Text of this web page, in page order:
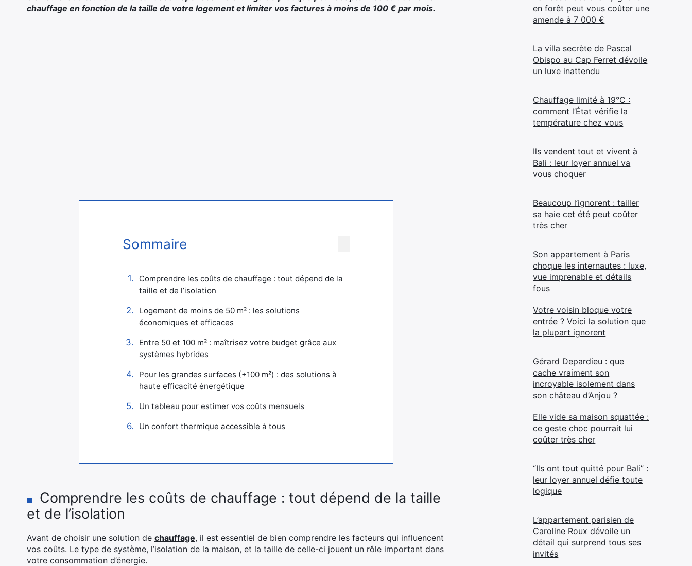
chauffage en fonction de la taille de votre logement et limiter vos factures à moins de 100 € par mois.
Sommaire
Comprendre les coûts de chauffage : tout dépend de la
taille et de l’isolation
Logement de moins de 50 m² : les solutions
économiques et efficaces
Entre 50 et 100 m² : maîtrisez votre budget grâce aux
systèmes hybrides
Pour les grandes surfaces (+100 m²) : des solutions à
haute efficacité énergétique
Un tableau pour estimer vos coûts mensuels
Un confort thermique accessible à tous
Comprendre les coûts de chauffage : tout dépend de la taille
et de l’isolation
Avant de choisir une solution de chauffage, il est essentiel de bien comprendre les facteurs qui influencent
vos coûts. Le type de système, l’isolation de la maison, et la taille de celle-ci jouent un rôle important dans
votre consommation d’énergie.
en forêt peut vous coûter une
amende à 7 000 €
La villa secrète de Pascal
Obispo au Cap Ferret dévoile
un luxe inattendu
Chauffage limité à 19°C :
comment l’État vérifie la
température chez vous
Ils vendent tout et vivent à
Bali : leur loyer annuel va
vous choquer
Beaucoup l’ignorent : tailler
sa haie cet été peut coûter
très cher
Son appartement à Paris
choque les internautes : luxe,
vue imprenable et détails
fous
Votre voisin bloque votre
entrée ? Voici la solution que
la plupart ignorent
Gérard Depardieu : que
cache vraiment son
incroyable isolement dans
son château d’Anjou ?
Elle vide sa maison squattée :
ce geste choc pourrait lui
coûter très cher
“Ils ont tout quitté pour Bali” :
leur loyer annuel défie toute
logique
L’appartement parisien de
Caroline Roux dévoile un
détail qui surprend tous ses
invités